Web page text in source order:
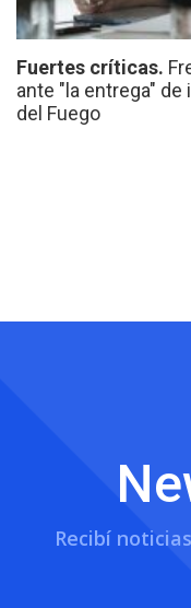
Fuertes críticas.
ante "la entrega"
del Fuego
Recibí